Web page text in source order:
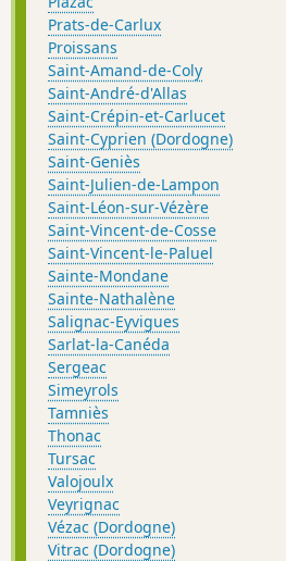
Prats-de-Carlux
Proissans
Saint-Amand-de-Coly
Saint-André-d'Allas
Saint-Crépin-et-Carlucet
Saint-Cyprien (Dordogne)
Saint-Geniès
Saint-Julien-de-Lampon
Saint-Léon-sur-Vézère
Saint-Vincent-de-Cosse
Saint-Vincent-le-Paluel
Sainte-Mondane
Sainte-Nathalène
Salignac-Eyvigues
Sarlat-la-Canéda
Sergeac
Simeyrols
Tamniès
Thonac
Tursac
Valojoulx
Veyrignac
Vézac (Dordogne)
Vitrac (Dordogne)